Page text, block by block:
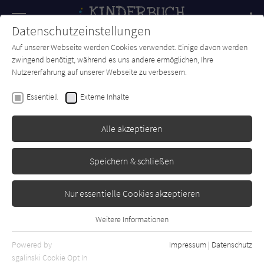
SUCHE Forum Charts Newsletter
Michael Engler
Else und Luise - Allerbeste
Schwestern
Annette Betz
Datenschutzeinstellungen
Auf unserer Webseite werden Cookies verwendet. Einige davon werden
zwingend benötigt, während es uns andere ermöglichen, Ihre
Nutzererfahrung auf unserer Webseite zu verbessern.
Essentiell Externe Inhalte
Alle akzeptieren
Speichern & schließen
Nur essentielle Cookies akzeptieren
Essentielle Cookies werden für grundlegende Funktionen der
Webseite benötigt. Dadurch ist gewährleistet, dass die Webseite
Weitere Informationen
Powered by
sgalinski Cookie Opt In
Impressum | Datenschutz